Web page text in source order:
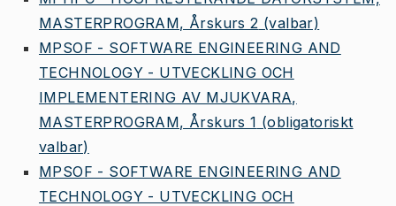
MASTERPROGRAM, Årskurs 2 (valbar)
MPSOF - SOFTWARE ENGINEERING AND
TECHNOLOGY - UTVECKLING OCH
IMPLEMENTERING AV MJUKVARA,
MASTERPROGRAM, Årskurs 1 (obligatoriskt
valbar)
MPSOF - SOFTWARE ENGINEERING AND
TECHNOLOGY - UTVECKLING OCH